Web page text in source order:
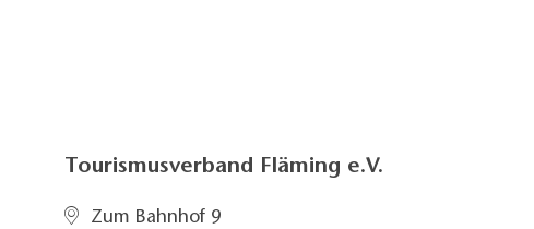
Tourismusverband Fläming e.V.
Zum Bahnhof 9